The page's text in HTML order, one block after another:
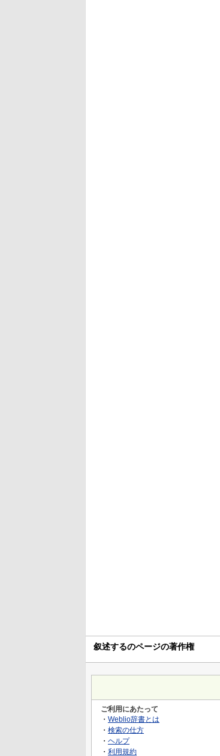
叙述するのページの著作権
ご利用にあたって
・ Weblio辞書とは
・ 検索の仕方
・ ヘルプ
・ 利用規約